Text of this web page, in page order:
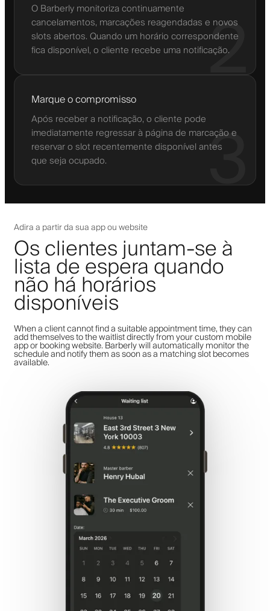
2
O Barberly monitoriza continuamente
cancelamentos, marcações reagendadas e novos
slots abertos. Quando um horário correspondente
fica disponível, o cliente recebe uma notificação.
3
Marque o compromisso
Após receber a notificação, o cliente pode
imediatamente regressar à página de marcação e
reservar o slot recentemente disponível antes
que seja ocupado.
Adira a partir da sua app ou website
Os clientes juntam-se à
lista de espera quando
não há horários
disponíveis
When a client cannot find a suitable appointment time, they can
add themselves to the waitlist directly from your custom mobile
app or booking website. Barberly will automatically monitor the
schedule and notify them as soon as a matching slot becomes
available.